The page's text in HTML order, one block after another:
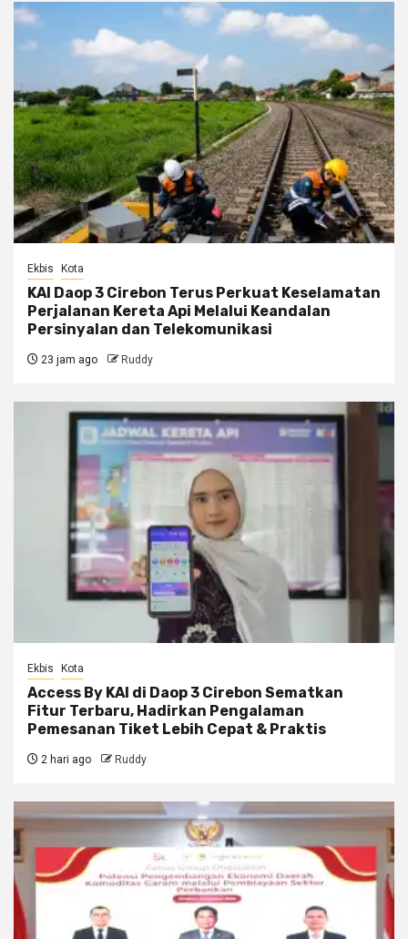
Ekbis Kota
KAI Daop 3 Cirebon Terus Perkuat Keselamatan
Perjalanan Kereta Api Melalui Keandalan
Persinyalan dan Telekomunikasi
23 jam ago Ruddy
Ekbis Kota
Access By KAI di Daop 3 Cirebon Sematkan
Fitur Terbaru, Hadirkan Pengalaman
Pemesanan Tiket Lebih Cepat & Praktis
2 hari ago Ruddy